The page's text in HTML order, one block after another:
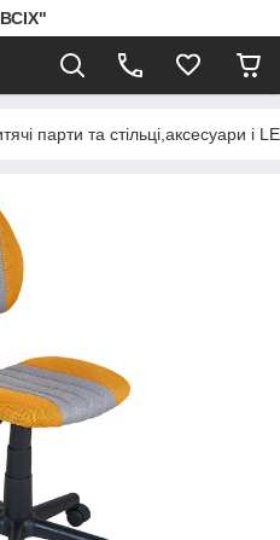
парти та стільці,аксесуари і